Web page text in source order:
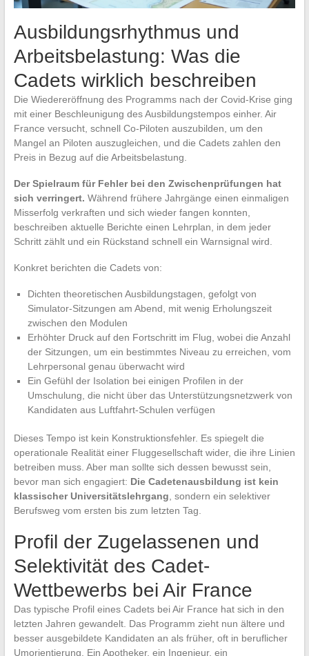
Ausbildungsrhythmus und
Arbeitsbelastung: Was die
Cadets wirklich beschreiben
Die Wiedereröffnung des Programms nach der Covid-Krise ging
mit einer Beschleunigung des Ausbildungstempos einher. Air
France versucht, schnell Co-Piloten auszubilden, um den
Mangel an Piloten auszugleichen, und die Cadets zahlen den
Preis in Bezug auf die Arbeitsbelastung.
Der Spielraum für Fehler bei den Zwischenprüfungen hat
sich verringert. Während frühere Jahrgänge einen einmaligen
Misserfolg verkraften und sich wieder fangen konnten,
beschreiben aktuelle Berichte einen Lehrplan, in dem jeder
Schritt zählt und ein Rückstand schnell ein Warnsignal wird.
Konkret berichten die Cadets von:
Dichten theoretischen Ausbildungstagen, gefolgt von
Simulator-Sitzungen am Abend, mit wenig Erholungszeit
zwischen den Modulen
Erhöhter Druck auf den Fortschritt im Flug, wobei die Anzahl
der Sitzungen, um ein bestimmtes Niveau zu erreichen, vom
Lehrpersonal genau überwacht wird
Ein Gefühl der Isolation bei einigen Profilen in der
Umschulung, die nicht über das Unterstützungsnetzwerk von
Kandidaten aus Luftfahrt-Schulen verfügen
Dieses Tempo ist kein Konstruktionsfehler. Es spiegelt die
operationale Realität einer Fluggesellschaft wider, die ihre Linien
betreiben muss. Aber man sollte sich dessen bewusst sein,
bevor man sich engagiert: Die Cadetenausbildung ist kein
klassischer Universitätslehrgang , sondern ein selektiver
Berufsweg vom ersten bis zum letzten Tag.
Profil der Zugelassenen und
Selektivität des Cadet-
Wettbewerbs bei Air France
Das typische Profil eines Cadets bei Air France hat sich in den
letzten Jahren gewandelt. Das Programm zieht nun ältere und
besser ausgebildete Kandidaten an als früher, oft in beruflicher
Umorientierung. Ein Apotheker, ein Ingenieur, ein